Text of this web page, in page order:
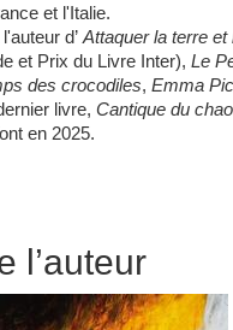
et l'Italie.
d’ Attaquer la terre et
et Prix du Livre Inter), Le
des crocodiles, Emma
livre, Cantique du
en 2025.
l’auteur